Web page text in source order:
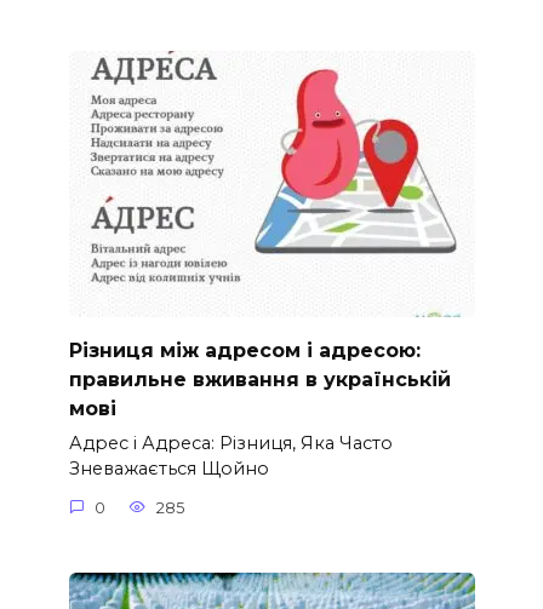
Різниця між адресом і адресою:
правильне вживання в українській
мові
Адрес і Адреса: Різниця, Яка Часто
Зневажається Щойно
0 285